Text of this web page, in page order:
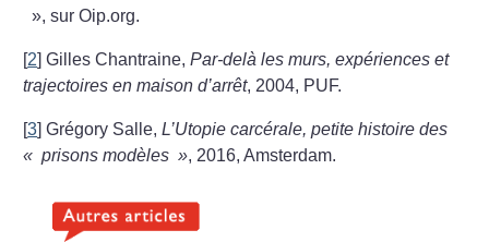
», sur Oip.org.
[2 ]Gilles Chantraine,Par-delà les murs, expériences et
trajectoires en maison d’arrêt, 2004, PUF.
[3 ]Grégory Salle,L’Utopie carcérale, petite histoire des
« prisons modèles », 2016, Amsterdam.